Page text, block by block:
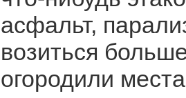
асфальт,
возиться
огородили